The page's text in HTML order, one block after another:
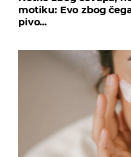
motiku: Evo zbog
pivo...